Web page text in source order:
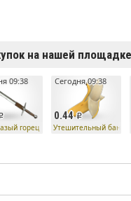
на нашей площадке
09:38
горец
0.44
Сегодня 09:38
Утешительный банан